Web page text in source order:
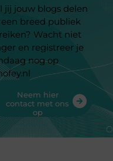
jij jouw blogs delen
een breed publiek
Wacht niet
en registreer je
nog op
Neem hier
contact met ons
op